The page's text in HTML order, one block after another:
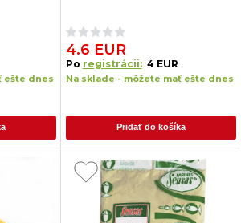
ešte dnes
4.6 EUR
Po registrácii: 4 EUR
Na sklade - môžete mať ešte dnes
Pridať do košíka